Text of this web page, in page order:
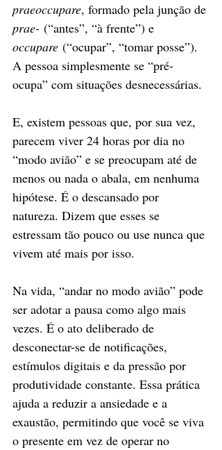
praeoccupare, formado pela junção de
prae- (“antes”, “à frente”) e
occupare (“ocupar”, “tomar posse”).
A pessoa simplesmente se “pré-
ocupa” com situações desnecessárias.
E, existem pessoas que, por sua vez,
parecem viver 24 horas por dia no
“modo avião” e se preocupam até de
menos ou nada o abala, em nenhuma
hipótese. É o descansado por
natureza. Dizem que esses se
estressam tão pouco ou use nunca que
vivem até mais por isso.
Na vida, “andar no modo avião” pode
ser adotar a pausa como algo mais
vezes. É o ato deliberado de
desconectar-se de notificações,
estímulos digitais e da pressão por
produtividade constante. Essa prática
ajuda a reduzir a ansiedade e a
exaustão, permitindo que você se viva
o presente em vez de operar no